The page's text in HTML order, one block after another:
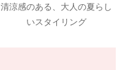
清涼感のある、大人の夏らし
いスタイリング